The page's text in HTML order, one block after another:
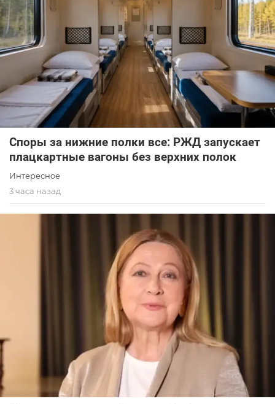
Споры за нижние полки все: РЖД запускает
плацкартные вагоны без верхних полок
Интересное
3 часа назад